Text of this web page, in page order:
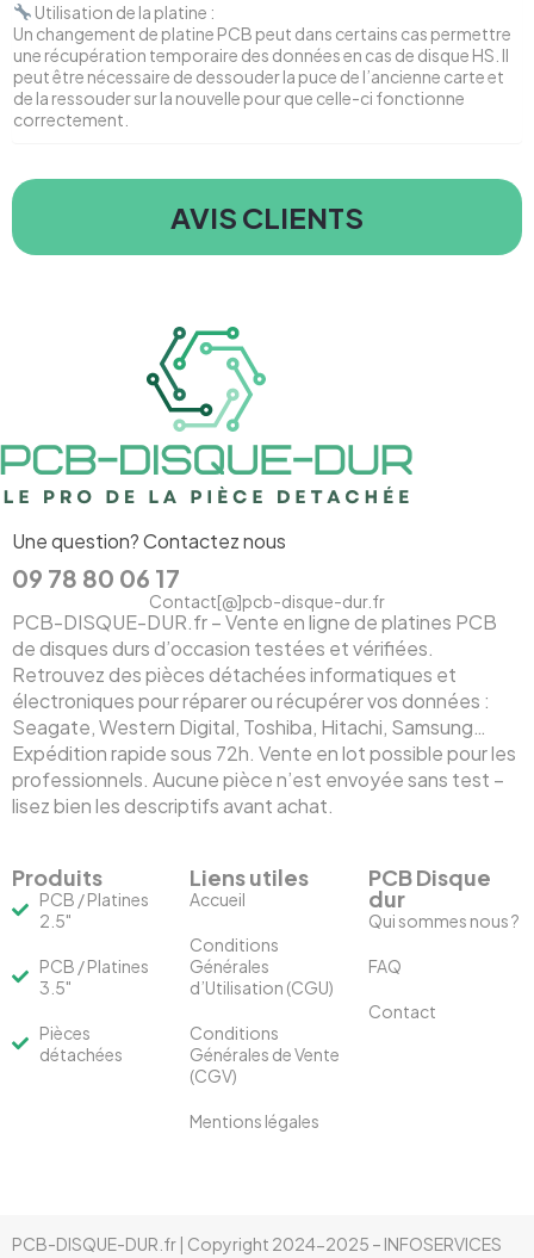
Utilisation de la platine :
Un changement de platine PCB peut dans certains cas permettre
une récupération temporaire des données en cas de disque HS. Il
peut être nécessaire de dessouder la puce de l’ancienne carte et
de la ressouder sur la nouvelle pour que celle-ci fonctionne
correctement.
AVIS CLIENTS
Une question? Contactez nous
09 78 80 06 17
Contact[@]pcb-disque-dur.fr
PCB-DISQUE-DUR.fr – Vente en ligne de platines PCB
de disques durs d’occasion testées et vérifiées.
Retrouvez des pièces détachées informatiques et
électroniques pour réparer ou récupérer vos données :
Seagate, Western Digital, Toshiba, Hitachi, Samsung…
Expédition rapide sous 72h. Vente en lot possible pour les
professionnels. Aucune pièce n’est envoyée sans test –
lisez bien les descriptifs avant achat.
Produits
PCB / Platines
2.5"
PCB / Platines
3.5"
Pièces
détachées
Liens utiles
Accueil
Conditions
Générales
d’Utilisation (CGU)
Conditions
Générales de Vente
(CGV)
Mentions légales
PCB Disque
dur
Qui sommes nous ?
FAQ
Contact
PCB-DISQUE-DUR.fr | Copyright 2024-2025 – INFOSERVICES